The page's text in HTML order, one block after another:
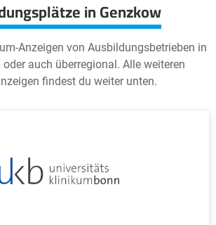
in Genzkow
Anzeigen von Ausbildungsbetrieben in
oder auch überregional. Alle weiteren
findest du weiter unten.